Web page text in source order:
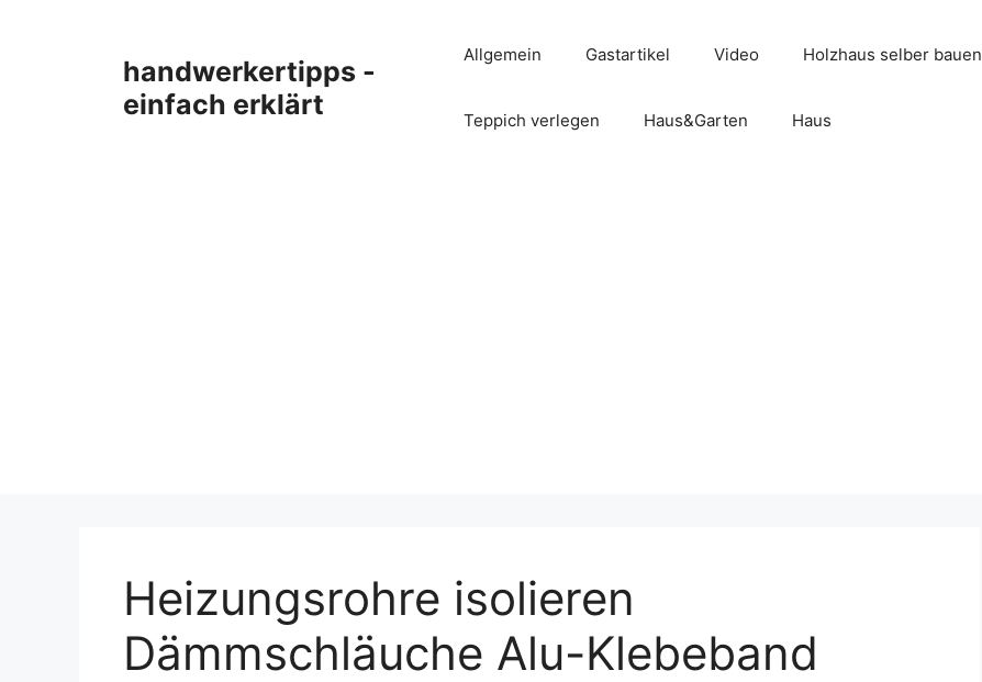
handwerkertipps -
einfach erklärt
Allgemein Gastartikel Video Holzhaus selber bauen
Teppich verlegen Haus&Garten Haus
Heizungsrohre isolieren
Dämmschläuche Alu-Klebeband